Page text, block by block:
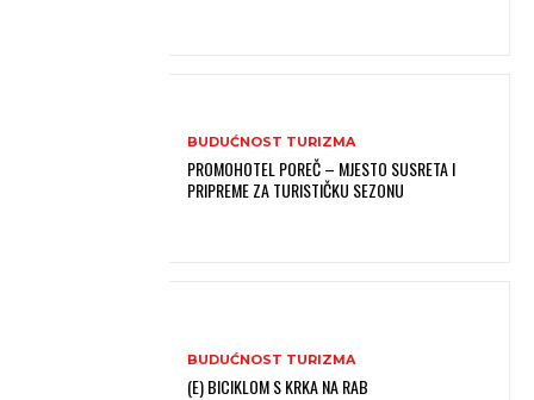
BUDUĆNOST TURIZMA
PROMOHOTEL POREČ – MJESTO SUSRETA I
PRIPREME ZA TURISTIČKU SEZONU
BUDUĆNOST TURIZMA
(E) BICIKLOM S KRKA NA RAB